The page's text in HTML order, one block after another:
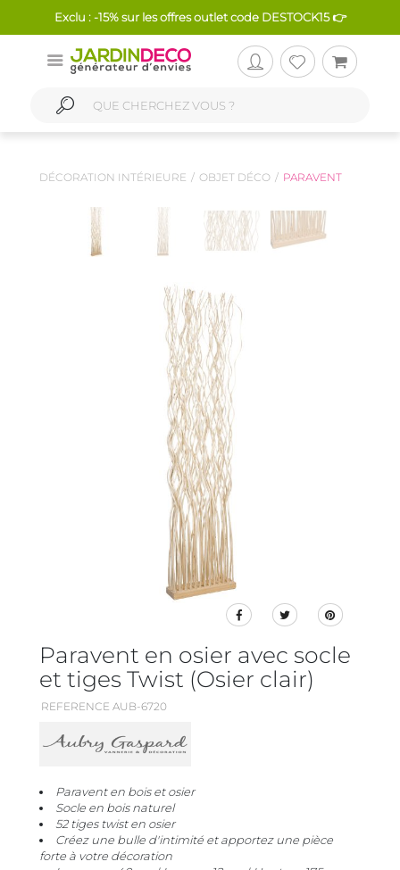
Exclu : -15% sur les offres outlet code DESTOCK15 👉
DÉCORATION INTÉRIEURE OBJET DÉCO PARAVENT
Paravent en osier avec socle
et tiges Twist (Osier clair)
REFERENCE AUB-6720
Paravent en bois et osier
Socle en bois naturel
52 tiges twist en osier
Créez une bulle d'intimité et apportez une pièce
forte à votre décoration